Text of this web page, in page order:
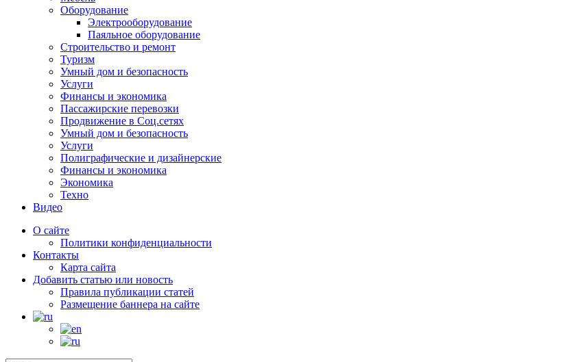
Оборудование
Электрооборудование
Паяльное оборудование
Строительство и ремонт
Туризм
Умный дом и безопасность
Услуги
Финансы и экономика
Пассажирские перевозки
Продвижение в Соц.сетях
Умный дом и безопасность
Услуги
Полиграфические и дизайнерские
Финансы и экономика
Экономика
Техно
Видео
О сайте
Политики конфиденциальности
Контакты
Карта сайта
Добавить статью или новость
Правила публикации статей
Размещение баннера на сайте